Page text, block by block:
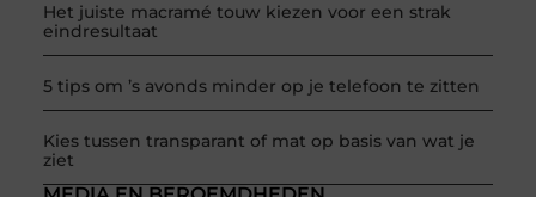
Het juiste macramé touw kiezen voor een strak
eindresultaat
5 tips om ’s avonds minder op je telefoon te zitten
Kies tussen transparant of mat op basis van wat je
ziet